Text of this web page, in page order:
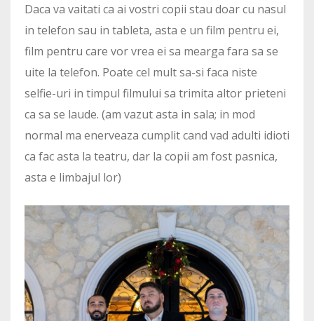
Daca va vaitati ca ai vostri copii stau doar cu nasul
in telefon sau in tableta, asta e un film pentru ei,
film pentru care vor vrea ei sa mearga fara sa se
uite la telefon. Poate cel mult sa-si faca niste
selfie-uri in timpul filmului sa trimita altor prieteni
ca sa se laude. (am vazut asta in sala; in mod
normal ma enerveaza cumplit cand vad adulti idioti
ca fac asta la teatru, dar la copii am fost pasnica,
asta e limbajul lor)